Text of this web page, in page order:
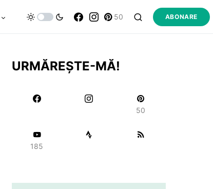
50 ABONARE
URMĂREȘTE-MĂ!
50
185